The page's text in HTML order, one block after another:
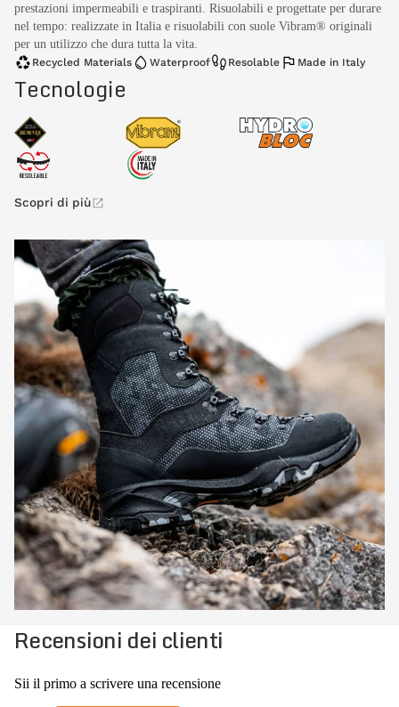
prestazioni impermeabili e traspiranti. Risuolabili e progettate per durare
nel tempo: realizzate in Italia e risuolabili con suole Vibram® originali
per un utilizzo che dura tutta la vita.
Recycled Materials Waterproof Resolable Made in Italy
Tecnologie
Scopri di più
Recensioni dei clienti
Sii il primo a scrivere una recensione